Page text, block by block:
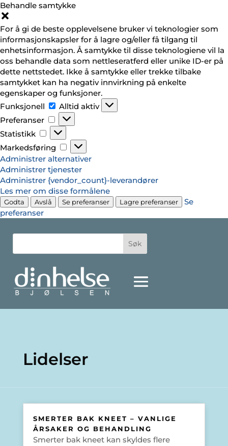
Behandle samtykke
For å gi de beste opplevelsene bruker vi teknologier som
informasjonskapsler for å lagre og/eller få tilgang til
enhetsinformasjon. Å samtykke til disse teknologiene vil la
oss behandle data som nettleseratferd eller unike ID-er på
dette nettstedet. Ikke å samtykke eller trekke tilbake
samtykket kan ha negativ innvirkning på enkelte
egenskaper og funksjoner.
Funksjonell
Funksjonell
Alltid aktiv
Preferanser
Preferanser
Statistikk
Statistikk
Markedsføring
Markedsføring
Administrer alternativer
Administrer tjenester
Administrer {vendor_count}-leverandører
Les mer om disse formålene
Godta Avslå Se preferanser Lagre preferanser
Se
preferanser
Lidelser
SMERTER BAK KNEET – VANLIGE
ÅRSAKER OG BEHANDLING
Smerter bak kneet kan skyldes flere